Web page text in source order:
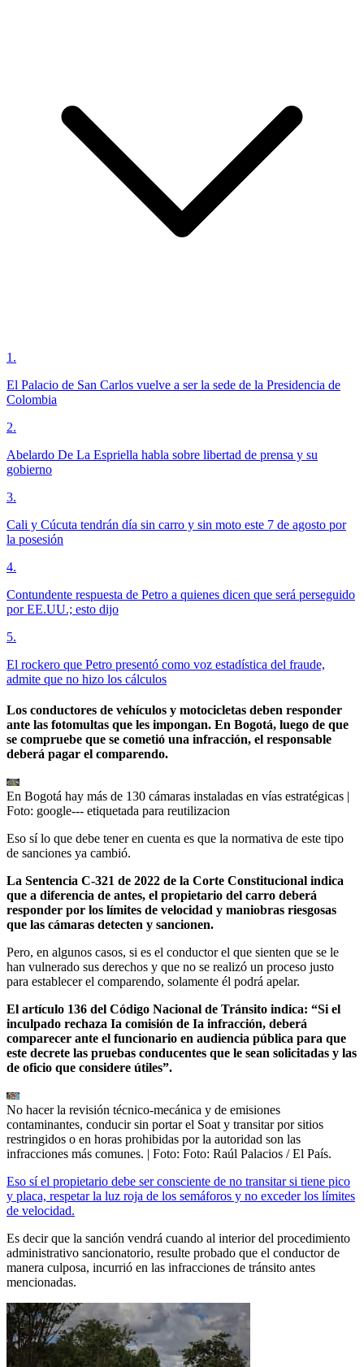
1 .
El Palacio de San Carlos vuelve a ser la sede de la Presidencia de
Colombia
2.
Abelardo De La Espriella habla sobre libertad de prensa y su
gobierno
3.
Cali y Cúcuta tendrán día sin carro y sin moto este 7 de agosto por
la posesión
4.
Contundente respuesta de Petro a quienes dicen que será perseguido
por EE.UU.; esto dijo
5.
El rockero que Petro presentó como voz estadística del fraude,
admite que no hizo los cálculos
Los conductores de vehículos y motocicletas deben responder
ante las fotomultas que les impongan. En Bogotá, luego de que
se compruebe que se cometió una infracción, el responsable
deberá pagar el comparendo.
En Bogotá hay más de 130 cámaras instaladas en vías estratégicas |
Foto: google--- etiquetada para reutilizacion
Eso sí lo que debe tener en cuenta es que la normativa de este tipo
de sanciones ya cambió.
La Sentencia C-321 de 2022 de la Corte Constitucional indica
que a diferencia de antes, el propietario del carro deberá
responder por los límites de velocidad y maniobras riesgosas
que las cámaras detecten y sancionen.
Pero, en algunos casos, si es el conductor el que sienten que se le
han vulnerado sus derechos y que no se realizó un proceso justo
para establecer el comparendo, solamente él podrá apelar.
El artículo 136 del Código Nacional de Tránsito indica: “Si el
inculpado rechaza Ia comisión de Ia infracción, deberá
comparecer ante el funcionario en audiencia pública para que
este decrete las pruebas conducentes que le sean solicitadas y las
de oficio que considere útiles”.
No hacer la revisión técnico-mecánica y de emisiones
contaminantes, conducir sin portar el Soat y transitar por sitios
restringidos o en horas prohibidas por la autoridad son las
infracciones más comunes. | Foto: Foto: Raúl Palacios / El País.
Eso sí el propietario debe ser consciente de no transitar si tiene pico
y placa, respetar la luz roja de los semáforos y no exceder los límites
de velocidad.
Es decir que la sanción vendrá cuando al interior del procedimiento
administrativo sancionatorio, resulte probado que el conductor de
manera culposa, incurrió en las infracciones de tránsito antes
mencionadas.